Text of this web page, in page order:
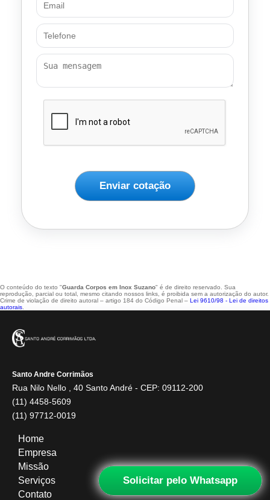
Enviar cotação
Solicitar pelo Whatsapp
O conteúdo do texto "Guarda Corpos em Inox Suzano" é de direito reservado. Sua
reprodução, parcial ou total, mesmo citando nossos links, é proibida sem a autorização do autor.
Crime de violação de direito autoral – artigo 184 do Código Penal – Lei 9610/98 - Lei de direitos
autorais
Santo Andre Corrimãos
Rua Nilo Nello , 40 Santo André - CEP: 09112-200
(11) 4458-5609
(11) 97712-0019
Home
Empresa
Missão
Serviços
Contato